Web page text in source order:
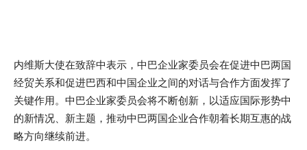
内维斯大使在致辞中表示，中巴企业家委员会在促进中巴两国
经贸关系和促进巴西和中国企业之间的对话与合作方面发挥了
关键作用。中巴企业家委员会将不断创新，以适应国际形势中
的新情况、新主题，推动中巴两国企业合作朝着长期互惠的战
略方向继续前进。